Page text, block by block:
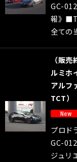
GC-
報》
全ての
（販
ルミホ
アルフ
TCT）
プロド
GC-
ジュリ